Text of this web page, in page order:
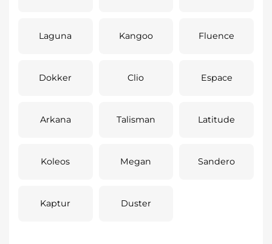
Laguna Kangoo Fluence
Dokker Clio Espace
Arkana Talisman Latitude
Koleos Megan Sandero
Kaptur Duster